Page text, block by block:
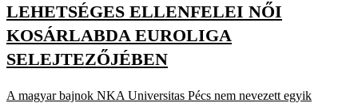
LEHETSÉGES ELLENFELEI NŐI
KOSÁRLABDA EUROLIGA
SELEJTEZŐJÉBEN
A magyar bajnok NKA Universitas Pécs nem nevezett egyik